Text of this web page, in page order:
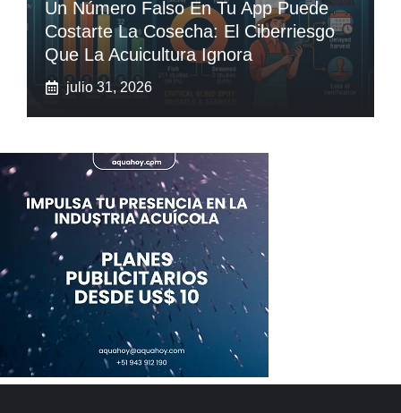
Un Número Falso En Tu App Puede
Costarte La Cosecha: El Ciberriesgo
Que La Acuicultura Ignora
julio 31, 2026